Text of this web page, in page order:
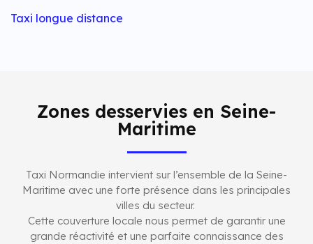
Taxi longue distance
Zones desservies en Seine-
Maritime
Taxi Normandie intervient sur l’ensemble de la Seine-
Maritime avec une forte présence dans les principales
villes du secteur.
Cette couverture locale nous permet de garantir une
grande réactivité et une parfaite connaissance des